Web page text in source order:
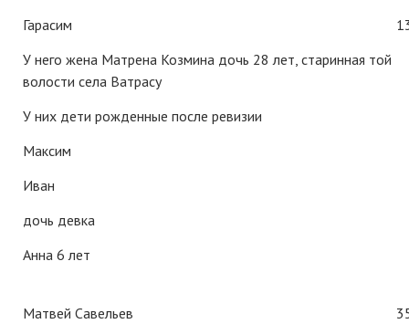
Гарасим
У него жена Матрена Козмина дочь 28 лет, старинная той
волости села Ватрасу
У них дети рожденные после ревизии
Максим
Иван
дочь девка
Анна 6 лет
Матвей Савельев